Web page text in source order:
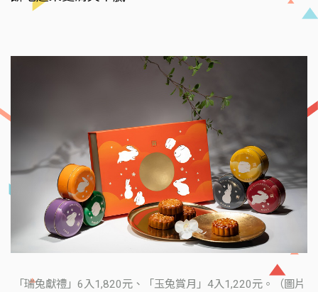
「瑞兔獻禮」6入1,820元、「玉兔賞月」4入1,220元。（圖片